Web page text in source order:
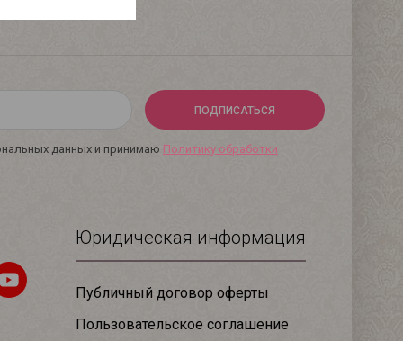
ПОДПИСАТЬСЯ
данных и принимаю Политику обработки
Юридическая информация
Публичный договор оферты
Пользовательское соглашение